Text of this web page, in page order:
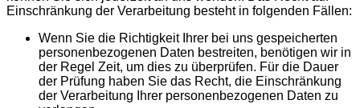
Einschränkung der Verarbeitung besteht in folgenden Fällen:
Wenn Sie die Richtigkeit Ihrer bei uns gespeicherten
personenbezogenen Daten bestreiten, benötigen wir in
der Regel Zeit, um dies zu überprüfen. Für die Dauer
der Prüfung haben Sie das Recht, die Einschränkung
der Verarbeitung Ihrer personenbezogenen Daten zu